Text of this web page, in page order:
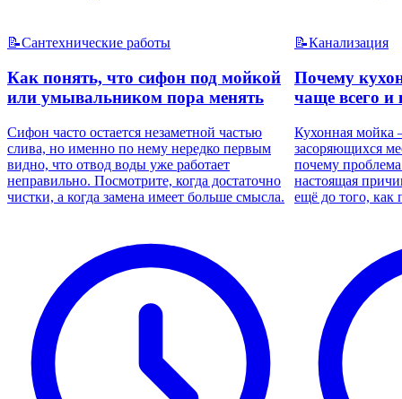
📝Сантехнические работы
Как понять, что сифон под мойкой
или умывальником пора менять
Сифон часто остается незаметной частью
слива, но именно по нему нередко первым
видно, что отвод воды уже работает
неправильно. Посмотрите, когда достаточно
чистки, а когда замена имеет больше смысла.
📝Канализация
Почему
чаще всего и
Кухонная мойка
засоряющихся
почему
настоящая
ещё до того, как